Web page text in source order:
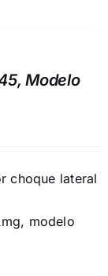
Modelo
choque lateral
modelo